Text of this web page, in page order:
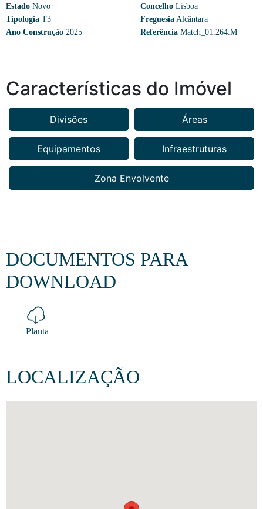
Estado Novo
Tipologia T3
Ano Construção 2025
Concelho Lisboa
Freguesia Alcântara
Referência Match_01.264.M
Características do Imóvel
Divisões Áreas
Equipamentos Infraestruturas
Zona Envolvente
DOCUMENTOS PARA
DOWNLOAD
Planta
LOCALIZAÇÃO